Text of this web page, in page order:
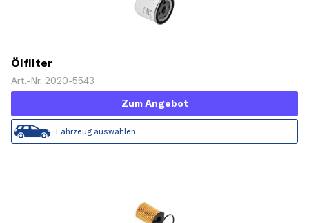
Ölfilter
Art.-Nr. 2020-5543
Zum Angebot
Fahrzeug auswählen